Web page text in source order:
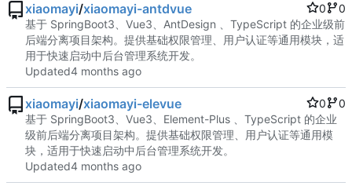
xiaomayi/xiaomayi-antdvue 0
0
基于 SpringBoot3、Vue3、AntDesign 、TypeScript 的企业级前
后端分离项目架构。提供基础权限管理、用户认证等通用模块，适
用于快速启动中后台管理系统开发。
Updated
xiaomayi/xiaomayi-elevue 0
0
基于 SpringBoot3、Vue3、Element-Plus 、TypeScript 的企业
级前后端分离项目架构。提供基础权限管理、用户认证等通用模
块，适用于快速启动中后台管理系统开发。
Updated